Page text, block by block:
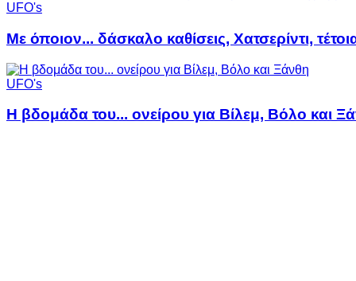
UFO's
Με όποιον... δάσκαλο καθίσεις, Χατσερίντι,
UFO's
Η βδομάδα του... ονείρου για Βίλεμ, Βόλο και